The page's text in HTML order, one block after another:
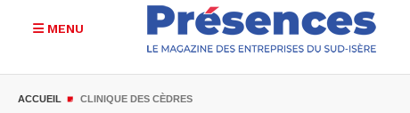
MENU
ACCUEIL CLINIQUE DES CÈDRES